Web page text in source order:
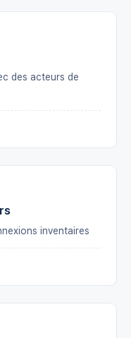
des acteurs de
inventaires